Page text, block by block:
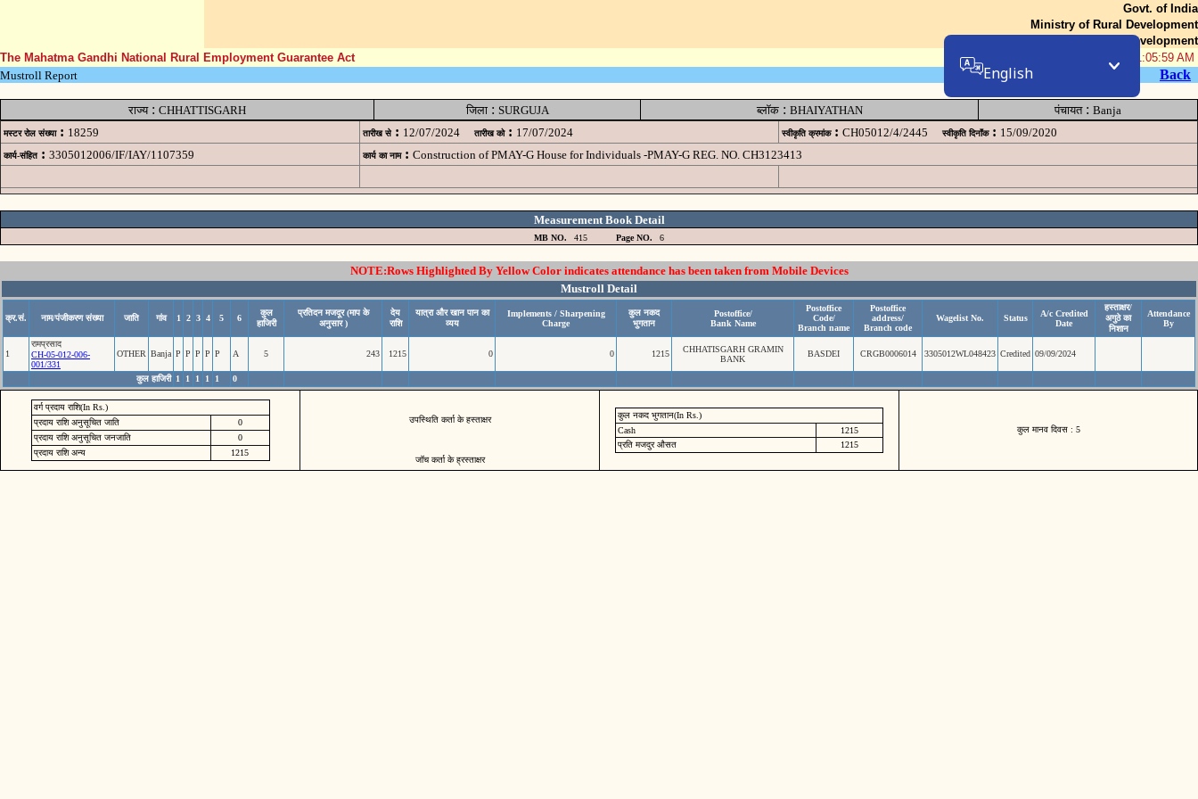
Govt. of India
Ministry of Rural Development
Department of Rural Development
The Mahatma Gandhi National Rural Employment Guarantee Act
08-Aug-2026 01:05:59 AM
Mustroll Report
Back
राज्य: CHHATTISGARH जिला: SURGUJA ब्लॉक: BHAIYATHAN पंचायत: Banja
मस्टर रोल संख्या : 18259 तारीख से : 12/07/2024 तारीख को : 17/07/2024 स्वीकृति क्रमांक : CH05012/4/2445 स्वीकृति दिनॉंक : 15/09/2020
कार्य-संहित : 3305012006/IF/IAY/1107359 कार्य का नाम : Construction of PMAY-G House for Individuals -PMAY-G REG. NO. CH3123413
Measurement Book Detail
MB NO. 415 Page NO. 6
NOTE:Rows Highlighted By Yellow Color indicates attendance has been taken from Mobile Devices
Mustroll Detail
क्र.सं. नाम/पंजीकरण संख्या जाति गांव 1 2 3 4 5 6
कुल
हाजिरी
प्रतिदन मजदूर (माप के
अनुसार )
देय
राशि
यात्रा और खान पान का
व्यय
Implements / Sharpening
Charge
कुल नकद
भुगतान
Postoffice/
Bank Name
Postoffice
Code/
Branch name
Postoffice
address/
Branch code
Wagelist No. Status
A/c Credited
Date
हस्ताक्षर/
अगुठे का
निशान
Attendance
By
1
रामप्रसाद
CH-05-012-006-
001/331
OTHER Banja P P P P P A 5 243 1215 0 0 1215
CHHATISGARH GRAMIN
BANK
BASDEI CRGB0006014 3305012WL048423 Credited 09/09/2024
कुल हाजिरी 1 1 1 1 1 0
वर्ग प्रदाय राशि(In Rs.)
प्रदाय राशि अनुसूचित जाति
0
प्रदाय राशि अनुसूचित जनजाति
0
प्रदाय राशि अन्य
1215
उपस्थिति कर्ता के हस्ताक्षर
जॉच कर्ता के ह्रस्ताक्षर
कुल नकद भुगतान(In Rs.)
Cash
1215
प्रति मजदुर औसत
1215
कुल मानव दिवस : 5
English